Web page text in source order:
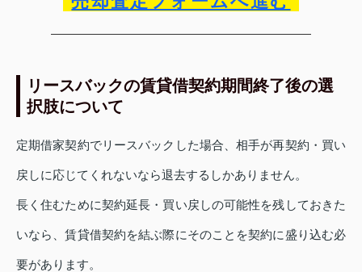
リースバックの賃貸借契約期間終了後の選
択肢について
定期借家契約でリースバックした場合、相手が再契約・買い
戻しに応じてくれないなら退去するしかありません。
長く住むために契約延長・買い戻しの可能性を残しておきた
いなら、賃貸借契約を結ぶ際にそのことを契約に盛り込む必
要があります。